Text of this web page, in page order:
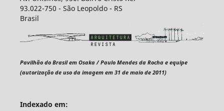
93.022-750 - São Leopoldo - RS
Brasil
Pavilhão do Brasil em Osaka / Paulo Mendes da Rocha e equipe
(autorização de uso da imagem em 31 de maio de 2011)
Indexado em: